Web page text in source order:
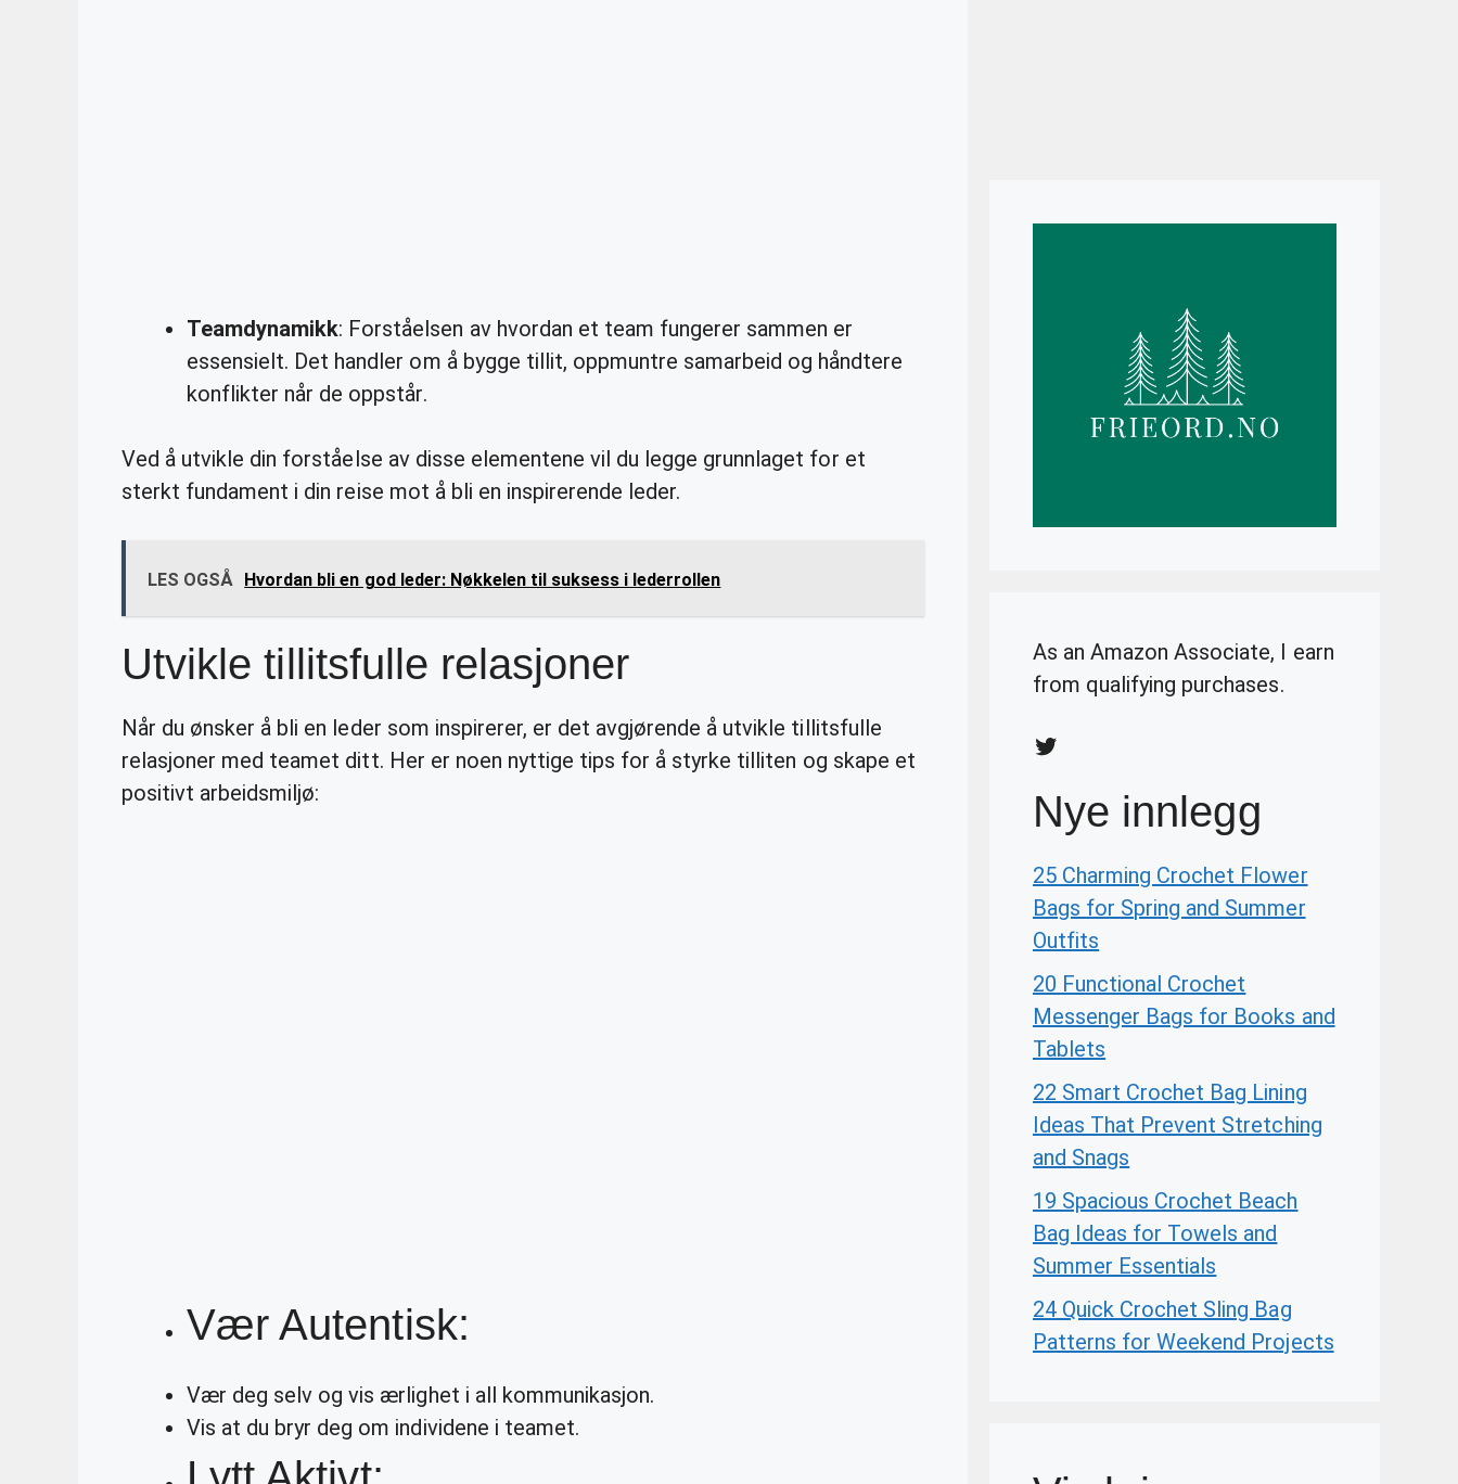
Teamdynamikk: Forståelsen av hvordan et team fungerer sammen er
essensielt. Det handler om å bygge tillit, oppmuntre samarbeid og håndtere
konflikter når de oppstår.
Ved å utvikle din forståelse av disse elementene vil du legge grunnlaget for et
sterkt fundament i din reise mot å bli en inspirerende leder.
LES OGSÅ Hvordan bli en god leder: Nøkkelen til suksess i lederrollen
Utvikle tillitsfulle relasjoner
Når du ønsker å bli en leder som inspirerer, er det avgjørende å utvikle tillitsfulle
relasjoner med teamet ditt. Her er noen nyttige tips for å styrke tilliten og skape et
positivt arbeidsmiljø:
Vær Autentisk:
Vær deg selv og vis ærlighet i all kommunikasjon.
Vis at du bryr deg om individene i teamet.
As an Amazon Associate, I earn
from qualifying purchases.
Twitter
Nye innlegg
25 Charming Crochet Flower
Bags for Spring and Summer
Outfits
20 Functional Crochet
Messenger Bags for Books and
Tablets
22 Smart Crochet Bag Lining
Ideas That Prevent Stretching
and Snags
19 Spacious Crochet Beach
Bag Ideas for Towels and
Summer Essentials
24 Quick Crochet Sling Bag
Patterns for Weekend Projects